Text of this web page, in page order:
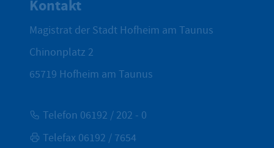
Kontakt
Magistrat der Stadt Hofheim am Taunus
Chinonplatz 2
65719 Hofheim am Taunus
Telefon 06192 / 202 - 0
Telefax 06192 / 7654